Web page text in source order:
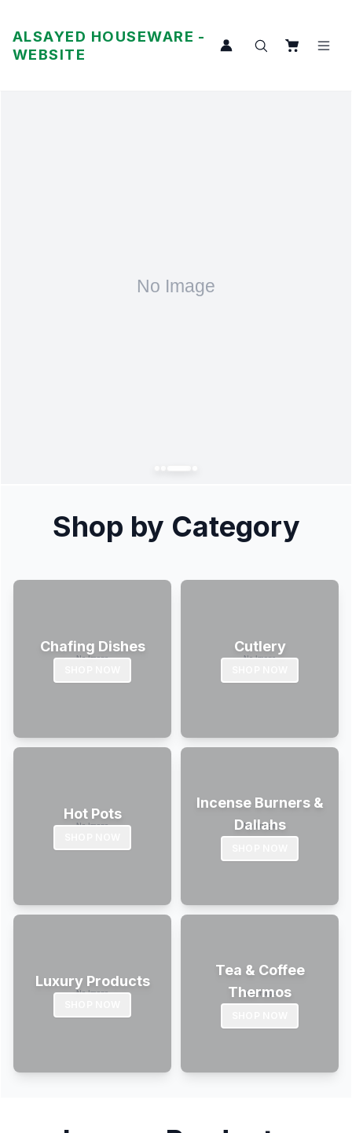
ALSAYED HOUSEWARE -
WEBSITE
Shop by Category
Chafing Dishes Cutlery
Hot Pots
Incense Burners &
Dallahs
Luxury Products
Tea & Coffee
Thermos